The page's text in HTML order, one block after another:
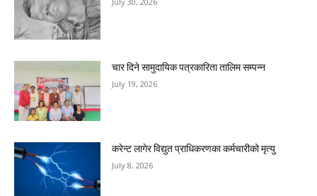
चार दिने सामुदायिक पत्रकारिता तालिम सम्पन्न
July 19, 2026
करेन्ट लागेर विद्युत प्राधिकरणका कर्मचारीको मृत्यु
July 8, 2026